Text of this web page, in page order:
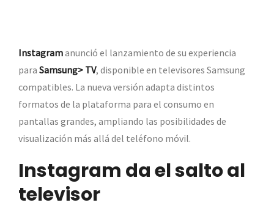
Instagramanunció el lanzamiento de su experiencia
para Samsung> TV, disponible en televisores Samsung
compatibles. La nueva versión adapta distintos
formatos de la plataforma para el consumo en
pantallas grandes, ampliando las posibilidades de
visualización más allá del teléfono móvil.
Instagram da el salto al
televisor